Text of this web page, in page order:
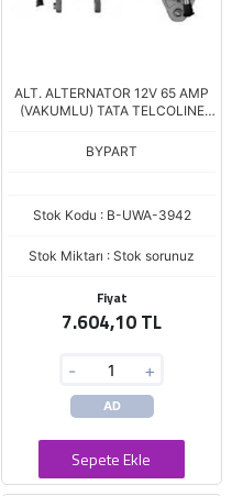
ALT. ALTERNATOR 12V 65 AMP
(VAKUMLU) TATA TELCOLINE
BYPART
Stok Kodu : B-UWA-3942
Stok Miktarı : Stok sorunuz
Fiyat
7.604,10 TL
- +
AD
Sepete Ekle